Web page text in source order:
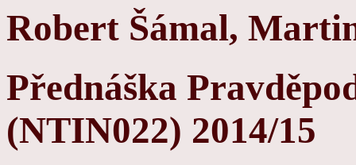
Robert Šámal,
Přednáška
(NTIN022) 2014/15